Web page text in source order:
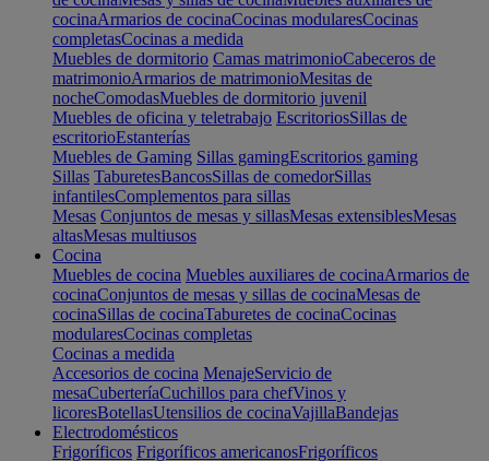
cocinaArmarios de cocinaCocinas modularesCocinas
completasCocinas a medida
Muebles de dormitorio Camas matrimonioCabeceros de
matrimonioArmarios de matrimonioMesitas de
nocheComodasMuebles de dormitorio juvenil
Muebles de oficina y teletrabajo EscritoriosSillas de
escritorioEstanterías
Muebles de Gaming Sillas gamingEscritorios gaming
Sillas TaburetesBancosSillas de comedorSillas
infantilesComplementos para sillas
Mesas Conjuntos de mesas y sillasMesas extensiblesMesas
altasMesas multiusos
Cocina
Muebles de cocina Muebles auxiliares de cocinaArmarios de
cocinaConjuntos de mesas y sillas de cocinaMesas de
cocinaSillas de cocinaTaburetes de cocinaCocinas
modularesCocinas completas
Cocinas a medida
Accesorios de cocina MenajeServicio de
mesaCuberteríaCuchillos para chefVinos y
licoresBotellasUtensilios de cocinaVajillaBandejas
Electrodomésticos
Frigoríficos Frigoríficos americanosFrigoríficos